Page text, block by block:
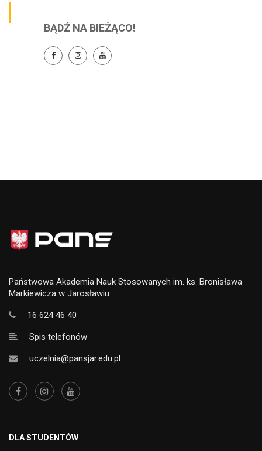
BĄDŹ NA BIEŻĄCO!
Państwowa Akademia Nauk Stosowanych im. ks. Bronisława
Markiewicza w Jarosławiu
16 624 46 40
Spis telefonów
uczelnia@pansjar.edu.pl
DLA STUDENTÓW